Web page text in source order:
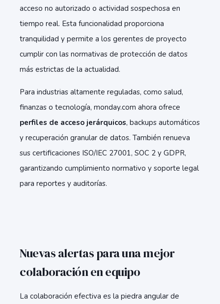
acceso no autorizado o actividad sospechosa en
tiempo real. Esta funcionalidad proporciona
tranquilidad y permite a los gerentes de proyecto
cumplir con las normativas de protección de datos
más estrictas de la actualidad.
Para industrias altamente reguladas, como salud,
finanzas o tecnología, monday.com ahora ofrece
perfiles de acceso jerárquicos, backups automáticos
y recuperación granular de datos. También renueva
sus certificaciones ISO/IEC 27001, SOC 2 y GDPR,
garantizando cumplimiento normativo y soporte legal
para reportes y auditorías.
Nuevas alertas para una mejor
colaboración en equipo
La colaboración efectiva es la piedra angular de